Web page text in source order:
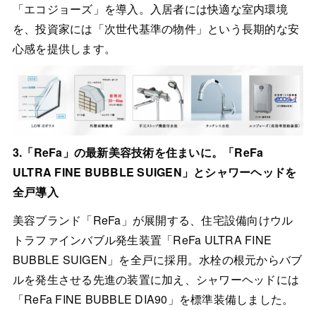
「エコジョーズ」を導入。入居者には快適な室内環境
を、投資家には「次世代基準の物件」という長期的な安
心感を提供します。
3.「ReFa」の最新美容技術を住まいに。「ReFa
ULTRA FINE BUBBLE SUIGEN」とシャワーヘッドを
全戸導入
美容ブランド「ReFa」が展開する、住宅設備向けウル
トラファインバブル発生装置「ReFa ULTRA FINE
BUBBLE SUIGEN」を全戸に採用。水栓の根元からバブ
ルを発生させる先進の装置に加え、シャワーヘッドには
「ReFa FINE BUBBLE DIA90」を標準装備しました。